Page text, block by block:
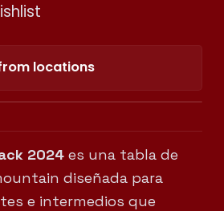
locations
2024 es una tabla de
diseñada para
e intermedios que